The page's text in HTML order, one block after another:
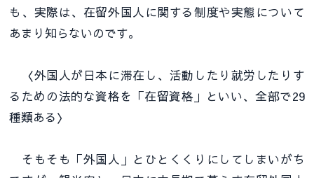
も、実際は、在留外国人に関する制度や実態について
あまり知らないのです。
〈外国人が日本に滞在し、活動したり就労したりす
るための法的な資格を「在留資格」といい、全部で29
種類ある〉
そもそも「外国人」とひとくくりにしてしまいがち